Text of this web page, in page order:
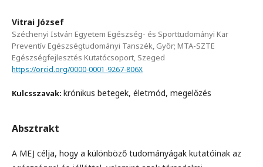
Vitrai József
Széchenyi István Egyetem Egészség- és Sporttudományi Kar
Preventív Egészségtudományi Tanszék, Győr; MTA-SZTE
Egészségfejlesztés Kutatócsoport, Szeged
https://orcid.org/0000-0001-9267-806X
Kulcsszavak: krónikus betegek, életmód, megelőzés
Absztrakt
A MEJ célja, hogy a különböző tudományágak kutatóinak az